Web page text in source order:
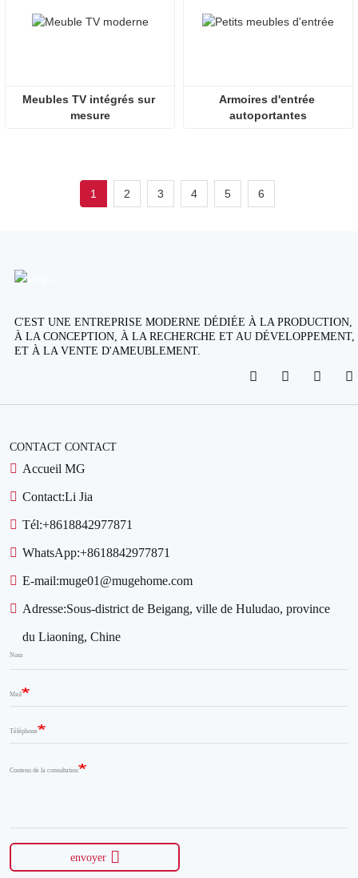
Meubles TV intégrés sur
mesure
Armoires d'entrée
autoportantes
1 2 3 4 5 6
C'EST UNE ENTREPRISE MODERNE DÉDIÉE À LA PRODUCTION,
À LA CONCEPTION, À LA RECHERCHE ET AU DÉVELOPPEMENT,
ET À LA VENTE D'AMEUBLEMENT.
CONTACT CONTACT
Accueil MG
Contact:Li Jia
Tél:+8618842977871
WhatsApp:+8618842977871
E-mail:muge01@mugehome.com
Adresse:Sous-district de Beigang, ville de Huludao, province
du Liaoning, Chine
Nom
Mail
Téléphone
Contenu de la consultation
envoyer